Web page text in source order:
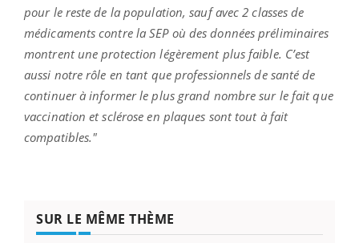
pour le reste de la population, sauf avec 2 classes de
médicaments contre la SEP où des données préliminaires
montrent une protection légèrement plus faible. C’est
aussi notre rôle en tant que professionnels de santé de
continuer à informer le plus grand nombre sur le fait que
vaccination et sclérose en plaques sont tout à fait
compatibles."
SUR LE MÊME THÈME